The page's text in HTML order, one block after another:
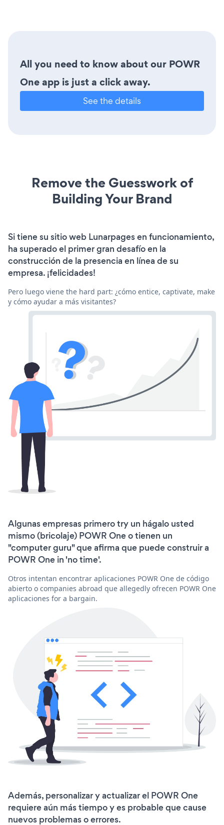
All you need to know about our POWR
One app is just a click away.
See the details
Remove the Guesswork of
Building Your Brand
Si tiene su sitio web Lunarpages en funcionamiento,
ha superado el primer gran desafío en la
construcción de la presencia en línea de su
empresa. ¡felicidades!
Pero luego viene the hard part: ¿cómo entice, captivate, make
y cómo ayudar a más visitantes?
Algunas empresas primero try un hágalo usted
mismo (bricolaje) POWR One o tienen un
"computer guru" que afirma que puede construir a
POWR One in 'no time'.
Otros intentan encontrar aplicaciones POWR One de código
abierto o companies abroad que allegedly ofrecen POWR One
aplicaciones for a bargain.
Además, personalizar y actualizar el POWR One
requiere aún más tiempo y es probable que cause
nuevos problemas o errores.